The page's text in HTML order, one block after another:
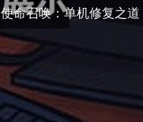
使命召唤：单机修复之道